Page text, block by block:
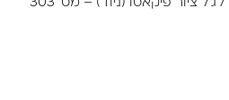
/ ג'ל ציור פיקאסו (ניוד) – מס' 303